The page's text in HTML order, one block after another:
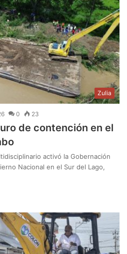
Zulia
0 23
de contención en el
activó la Gobernación
Nacional en el Sur del Lago,